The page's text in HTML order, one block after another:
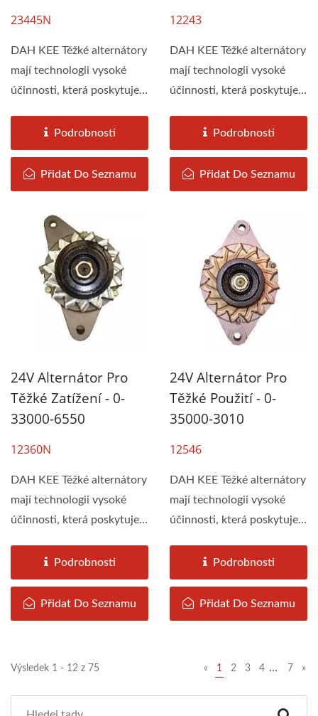
23445N
DAH KEE Těžké alternátory
mají technologii vysoké
účinnosti, která poskytuje
Podrobnosti
Přidat Do Seznamu
12243
DAH KEE Těžké alternátory
mají technologii vysoké
účinnosti, která poskytuje
Podrobnosti
Přidat Do Seznamu
24V Alternátor Pro
Těžké Zatížení - 0-
33000-6550
12360N
DAH KEE Těžké alternátory
mají technologii vysoké
účinnosti, která poskytuje
Podrobnosti
Přidat Do Seznamu
24V Alternátor Pro
Těžké Použití - 0-
35000-3010
12546
DAH KEE Těžké alternátory
mají technologii vysoké
účinnosti, která poskytuje
Podrobnosti
Přidat Do Seznamu
Výsledek 1 - 12 z 75 « 1 2 3 4 … 7 »